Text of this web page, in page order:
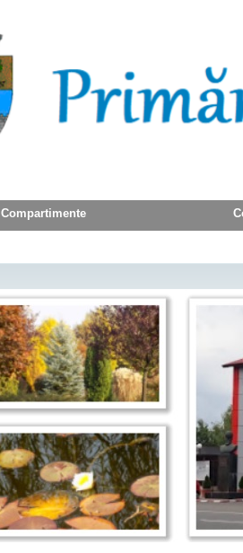
Compartimente